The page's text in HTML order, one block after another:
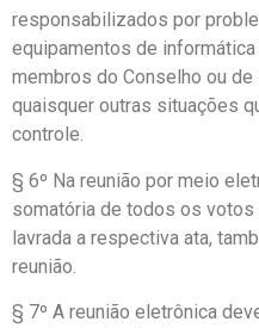
responsabilizados por
equipamentos de
membros do Conselho ou
quaisquer outras situações
controle.
§ 6º Na reunião por meio
somatória de todos os votos
lavrada a respectiva ata,
reunião.
§ 7º A reunião eletrônica